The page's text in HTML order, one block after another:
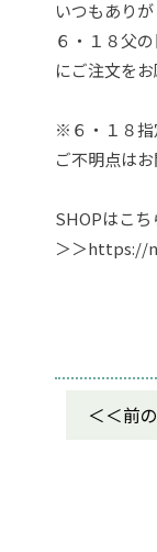
いつもありが
６・１８父
にご注文をお
※６・１８指
ご不明点は
SHOPはこち
＞＞https://
前